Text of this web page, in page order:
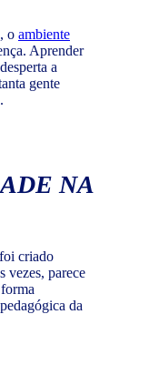
o ambiente
Aprender
a
gente
NA
foi criado
vezes, parece
da